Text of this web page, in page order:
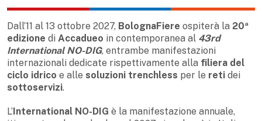
Dall’11 al 13 ottobre 2027, BolognaFiere ospiterà la 20ª
edizione di Accadueo in contemporanea al 43rd
International NO-DIG, entrambe manifestazioni
internazionali dedicate rispettivamente alla filiera del
ciclo idrico e alle soluzioni trenchless per le reti dei
sottoservizi.
L’International NO-DIG è la manifestazione annuale,